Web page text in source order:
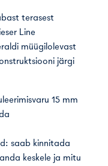
terasest
Line
müügilolevast
järgi
15 mm
saab kinnitada
keskele ja mitu